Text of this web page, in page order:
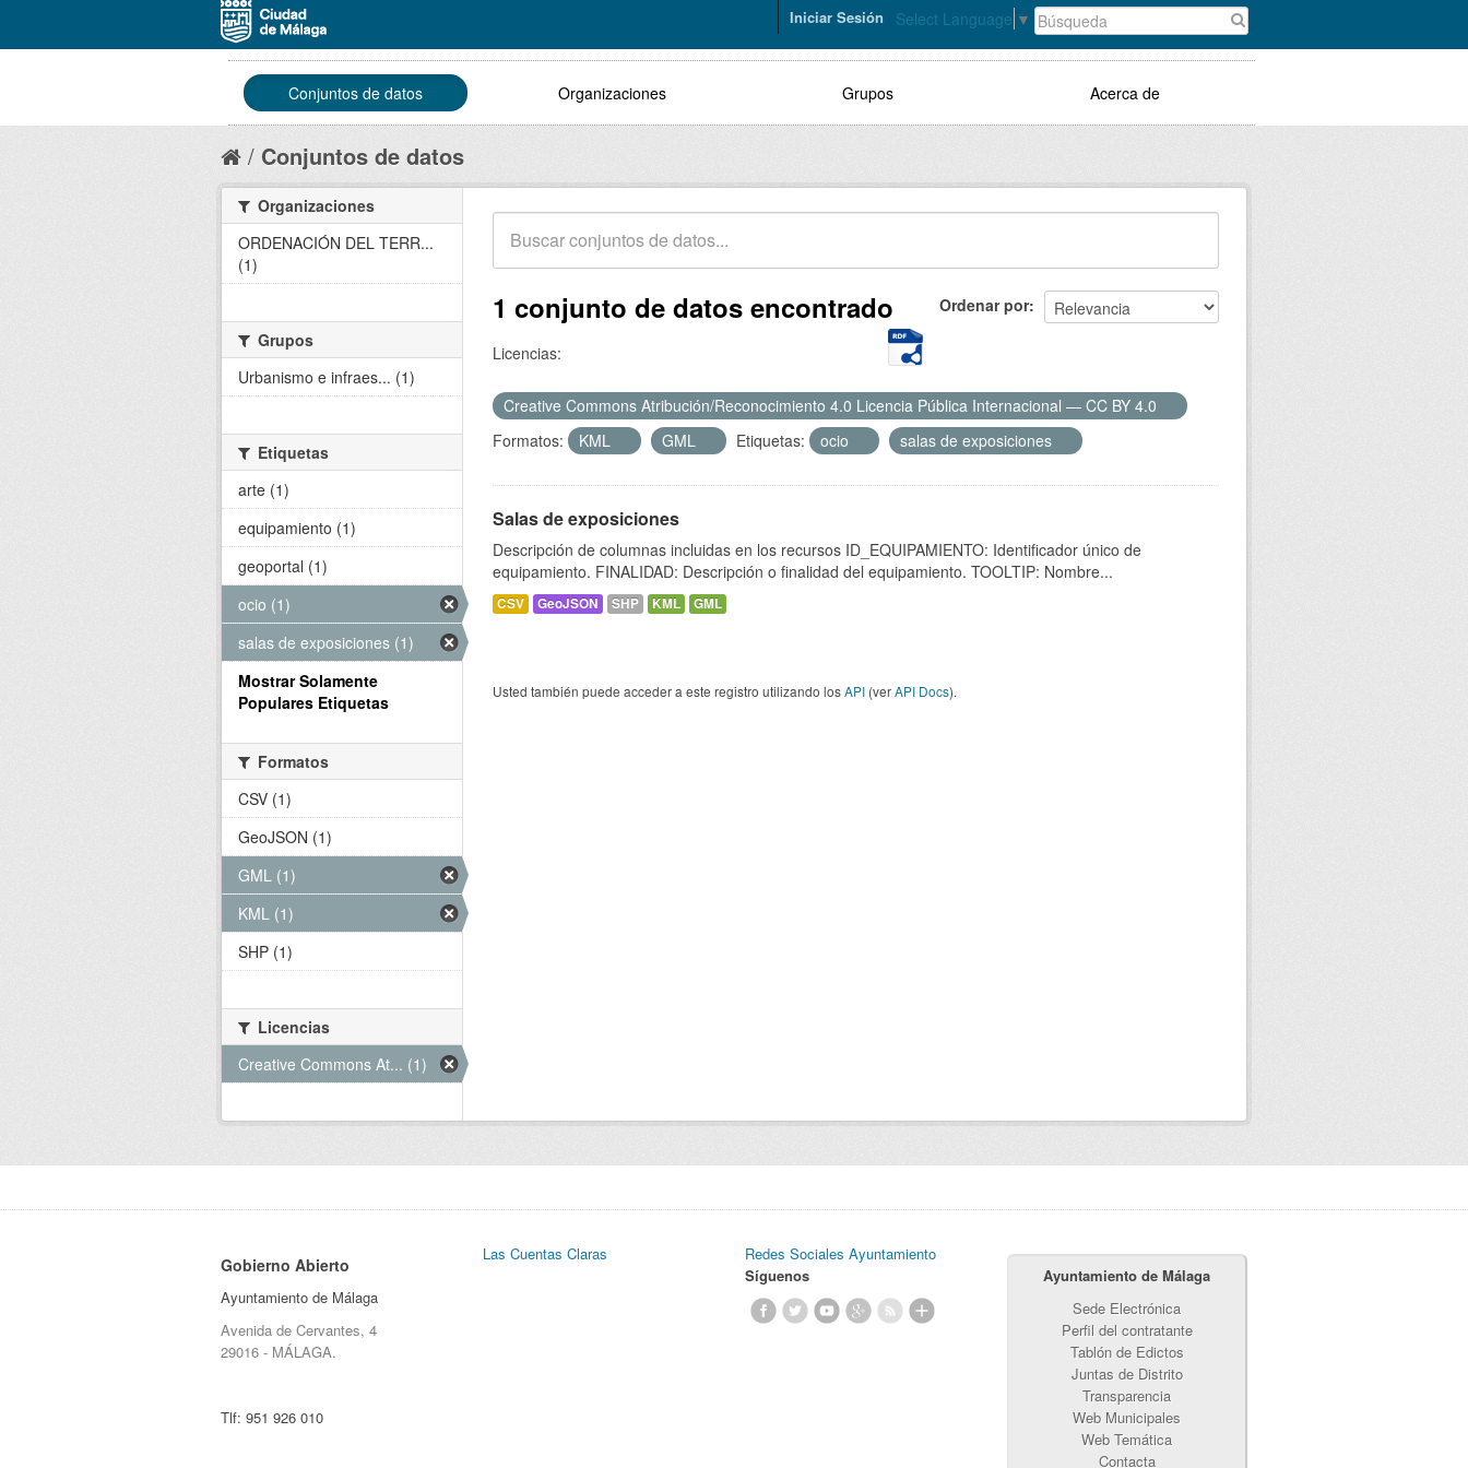
Select Language ▼
Iniciar Sesión
Conjuntos de datos Organizaciones Grupos Acerca de
Conjuntos de datos
Ordenar por
1 conjunto de datos encontrado
Licencias:
Creative Commons Atribución/Reconocimiento 4.0 Licencia Pública Internacional — CC BY 4.0
Formatos:
KML GML Etiquetas: ocio salas de exposiciones
Salas de exposiciones
Descripción de columnas incluidas en los recursos ID_EQUIPAMIENTO: Identificador único de
equipamiento. FINALIDAD: Descripción o finalidad del equipamiento. TOOLTIP: Nombre...
CSV GeoJSON SHP KML GML
Usted también puede acceder a este registro utilizando losAPI (verAPI Docs).
Organizaciones
ORDENACIÓN DEL TERR...
(1)
Grupos
Urbanismo e infraes... (1)
Etiquetas
arte (1)
equipamiento (1)
geoportal (1)
ocio (1)
salas de exposiciones (1)
Mostrar Solamente
Populares Etiquetas
Formatos
CSV (1)
GeoJSON (1)
GML (1)
KML (1)
SHP (1)
Licencias
Creative Commons At... (1)
Gobierno Abierto
Ayuntamiento de Málaga
Avenida de Cervantes, 4
29016 - MÁLAGA.
Tlf: 951 926 010
Las Cuentas Claras
Redes Sociales Ayuntamiento
Síguenos
Ayuntamiento de Málaga
Sede Electrónica
Perfil del contratante
Tablón de Edictos
Juntas de Distrito
Transparencia
Web Municipales
Web Temática
Contacta